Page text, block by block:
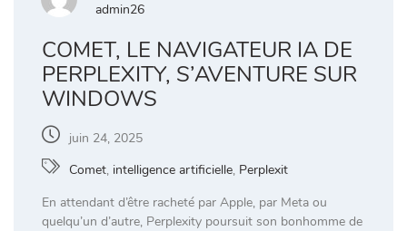
admin26
COMET, LE NAVIGATEUR IA DE
PERPLEXITY, S’AVENTURE SUR
WINDOWS
juin 24, 2025
Comet, intelligence artificielle, Perplexit
En attendant d’être racheté par Apple, par Meta ou
quelqu’un d’autre, Perplexity poursuit son bonhomme de